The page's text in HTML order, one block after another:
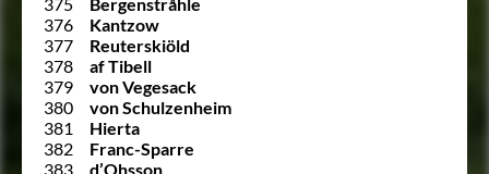
376
Kantzow
377
Reuterskiöld
378
af Tibell
379
von Vegesack
380
von Schulzenheim
381
Hierta
382
Franc-Sparre
383
d’Ohsson